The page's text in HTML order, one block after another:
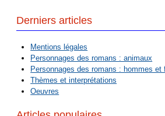
Derniers articles
Mentions légales
Personnages des romans : animaux
Personnages des romans : hommes et
Thèmes et interprétations
Oeuvres